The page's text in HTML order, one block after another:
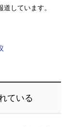
しています。
ている